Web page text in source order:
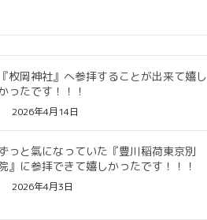
『枚岡神社』へ参拝することが出来て嬉し
ったです！！！
2026年4月14日
っと氣になっていた『豊川稲荷東京別
』に参拝できて嬉しかったです！！！
2026年4月3日